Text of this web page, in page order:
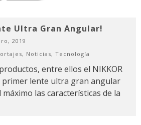
Ultra Gran Angular!
2019
, Noticias, Tecnología
entre ellos el NIKKOR
primer lente ultra gran angular
las características de la